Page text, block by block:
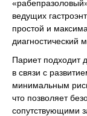
ведущих
простой и
диагностический
Париет подходит
в связи с
минимальным
что позволяет
сопутствующими